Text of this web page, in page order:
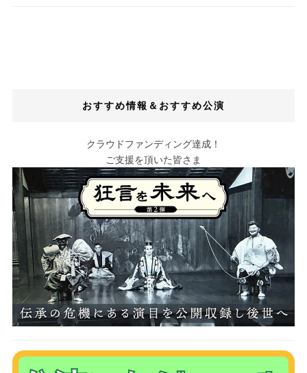
おすすめ情報＆おすすめ公演
クラウドファンディング達成！
ご支援を頂いた皆さま